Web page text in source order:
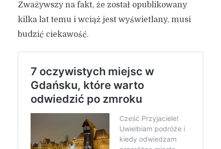
Zważywszy na fakt, że został opublikowany
kilka lat temu i wciąż jest wyświetlany, musi
budzić ciekawość.